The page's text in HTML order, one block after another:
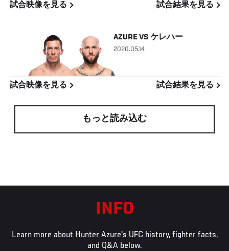
試合映像を見る 試合結果を見る
AZURE VS ケレハー
2020.05.14
試合映像を見る 試合結果を見る
もっと読み込む
INFO
Learn more about Hunter Azure's UFC history, fighter facts,
and Q&A below.